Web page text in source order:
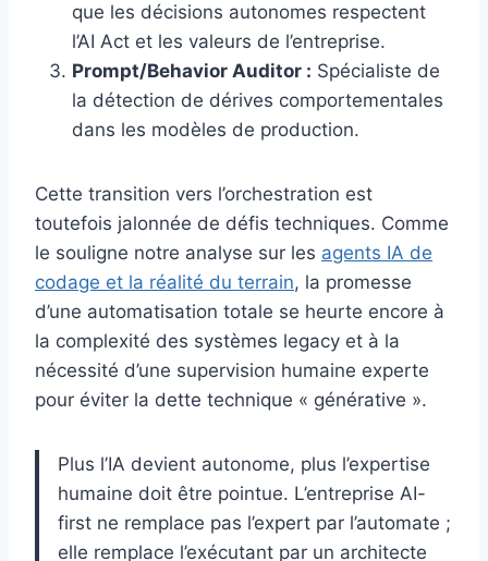
que les décisions autonomes respectent
l’AI Act et les valeurs de l’entreprise.
Prompt/Behavior Auditor : Spécialiste de
la détection de dérives comportementales
dans les modèles de production.
Cette transition vers l’orchestration est
toutefois jalonnée de défis techniques. Comme
le souligne notre analyse sur les agents IA de
codage et la réalité du terrain, la promesse
d’une automatisation totale se heurte encore à
la complexité des systèmes legacy et à la
nécessité d’une supervision humaine experte
pour éviter la dette technique « générative ».
Plus l’IA devient autonome, plus l’expertise
humaine doit être pointue. L’entreprise AI-
first ne remplace pas l’expert par l’automate ;
elle remplace l’exécutant par un architecte